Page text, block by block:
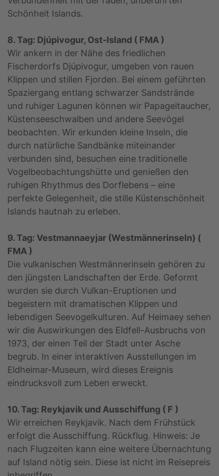
Schönheit Islands.
8. Tag: Djúpivogur, Ost-Island ( FMA )
Wir ankern in der Nähe des friedlichen
Fischerdorfs Djúpivogur, umgeben von rauen
Klippen und stillen Fjorden. Bei einem geführten
Spaziergang entlang schwarzer Sandstrände
und ruhiger Lagunen können wir Papageitaucher,
Küstenseeschwalben und andere Seevögel
beobachten. Wir erkunden kleine Inseln, die
durch natürliche Sandbänke miteinander
verbunden sind, besuchen eine traditionelle
Vogelbeobachtungshütte und genießen den
ruhigen Rhythmus des Dorflebens – eine
perfekte Gelegenheit, die stille Küstenschönheit
Islands hautnah zu erleben.
9. Tag: Vestmannaeyjar (Westmännerinseln) (
FMA )
Die vulkanischen Westmännerinseln gehören zu
den jüngsten Landschaften der Erde. Geformt
wurden sie durch Vulkan-Eruptionen und
begeistern mit dramatischen Klippen und
lebendigen Seevogelkulturen. Auf Heimaey sehen
wir die Auswirkungen des Eldfell-Ausbruchs von
1973, der einen Teil der Stadt unter Asche
begrub. In einer interaktiven Ausstellungen im
Eldheimar-Museum, wird dieses Ereignis
eindrucksvoll zum Leben erweckt.
10. Tag: Reykjavik und Ausschiffung ( F )
Wir erreichen Reykjavik. Nach dem Frühstück
erfolgt die Ausschiffung. Rückflug. Hinweis: Je
nach Flugzeiten kann eine weitere Übernachtung
auf Island nötig sein. Diese ist nicht im Reisepreis